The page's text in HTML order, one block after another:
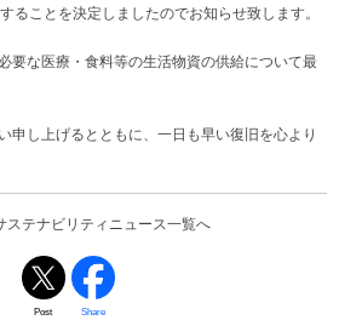
ることを決定しましたのでお知らせ致します。
要な医療・食料等の生活物資の供給について最
申し上げるとともに、一日も早い復旧を心より
ステナビリティニュース一覧へ
Post Share